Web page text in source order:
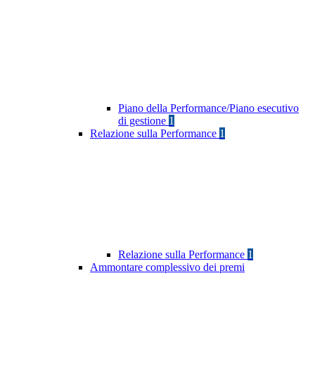
Piano della Performance/Piano esecutivo
di gestione 1
Relazione sulla Performance 1
Relazione sulla Performance 1
Ammontare complessivo dei premi